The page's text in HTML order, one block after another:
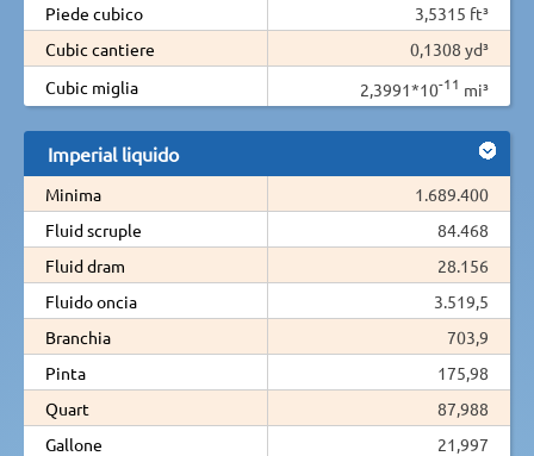
Piede cubico
3,5315 ft³
Cubic cantiere
0,1308 yd³
Cubic miglia
2,3991*10-11 mi³
Imperial liquido
Minima
1.689.400
Fluid scruple
84.468
Fluid dram
28.156
Fluido oncia
3.519,5
Branchia
703,9
Pinta
175,98
Quart
87,988
Gallone
21,997